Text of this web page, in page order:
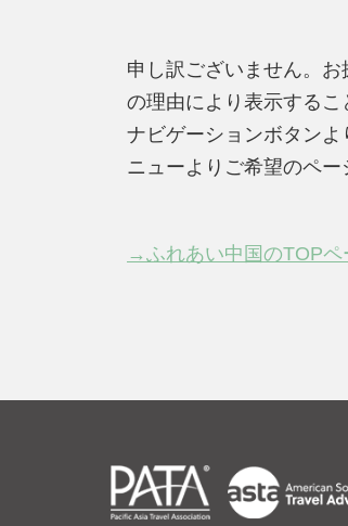
申し訳ございません。
の理由により表示するこ
ナビゲーションボタン
ニューよりご希望のペー
→ふれあい中国のTOPペ